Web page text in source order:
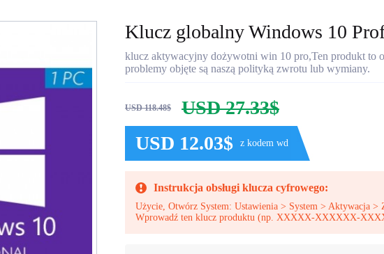
Klucz globalny Windows 10
klucz aktywacyjny dożywotni win 10 pro,Ten produkt to
problemy objęte są naszą polityką zwrotu lub wymiany.
USD 118.48$
USD 27.33$
USD 12.03$
z kodem wd
Instrukcja obsługi klucza cyfrowego:
Użycie, Otwórz System: Ustawienia > System > Aktywacja >
Wprowadź ten klucz produktu (np. XXXXX-XXXXXX-